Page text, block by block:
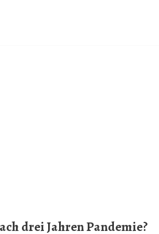
drei Jahren Pandemie?